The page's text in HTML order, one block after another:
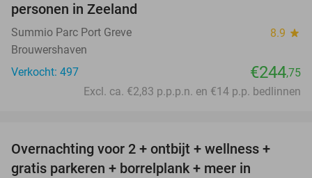
personen in Zeeland
Summio Parc Port Greve 8.9 star
Brouwershaven
Verkocht: 497
€244,75
Excl. ca. €2,83 p.p.p.n. en €14 p.p. bedlinnen
33%
Overnachting voor 2 + ontbijt + wellness +
gratis parkeren + borrelplank + meer in